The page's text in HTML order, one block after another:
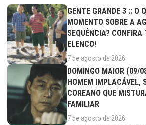
GENTE GRANDE 3 :: O
MOMENTO SOBRE A
SEQUÊNCIA? CONFIRA
ELENCO!
7 de agosto de 2026
DOMINGO MAIOR (09/
HOMEM IMPLACÁVEL,
COREANO QUE
FAMILIAR
7 de agosto de 2026